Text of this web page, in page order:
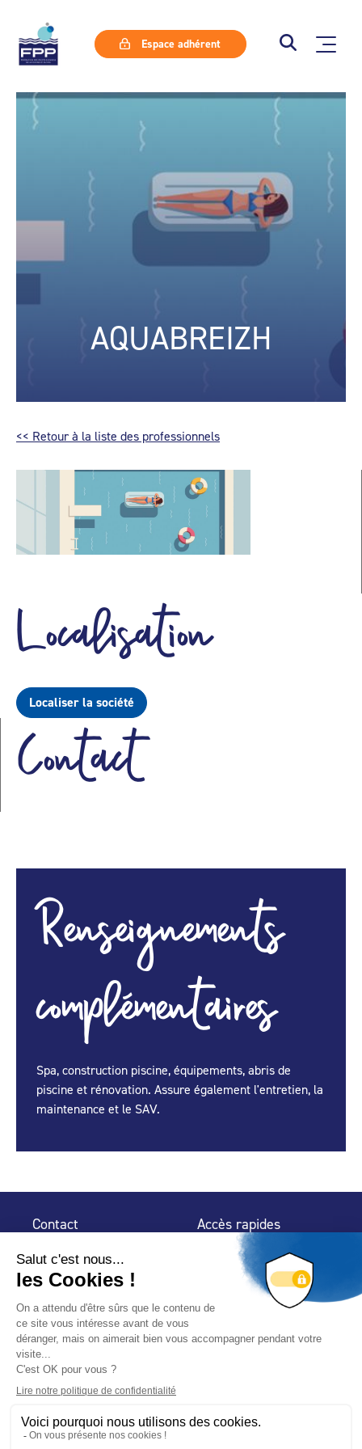
Espace adhérent
AQUABREIZH
<< Retour à la liste des professionnels
Localisation
Localiser la société
Contact
Renseignements
complémentaires
Spa, construction piscine, équipements, abris de
piscine et rénovation. Assure également l'entretien, la
maintenance et le SAV.
Contact
32 rue de Mogador
75 009 Paris
Accès rapides
Espace Presse
Trouver un
professionnel
Nous suivre